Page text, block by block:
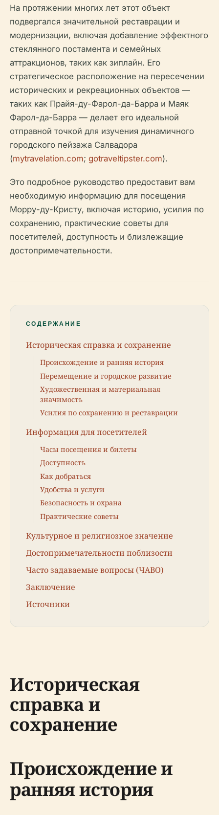
На протяжении многих лет этот объект
подвергался значительной реставрации и
модернизации, включая добавление эффектного
стеклянного постамента и семейных
аттракционов, таких как зиплайн. Его
стратегическое расположение на пересечении
исторических и рекреационных объектов —
таких как Прайя-ду-Фарол-да-Барра и Маяк
Фарол-да-Барра — делает его идеальной
отправной точкой для изучения динамичного
городского пейзажа Салвадора
(mytravelation.com; gotraveltipster.com).
Это подробное руководство предоставит вам
необходимую информацию для посещения
Морру-ду-Кристу, включая историю, усилия по
сохранению, практические советы для
посетителей, доступность и близлежащие
достопримечательности.
СОДЕРЖАНИЕ
Историческая справка и сохранение
Происхождение и ранняя история
Перемещение и городское развитие
Художественная и материальная
значимость
Усилия по сохранению и реставрации
Информация для посетителей
Часы посещения и билеты
Доступность
Как добраться
Удобства и услуги
Безопасность и охрана
Практические советы
Культурное и религиозное значение
Достопримечательности поблизости
Часто задаваемые вопросы (ЧАВО)
Заключение
Источники
Историческая
справка и
сохранение
Происхождение и
ранняя история